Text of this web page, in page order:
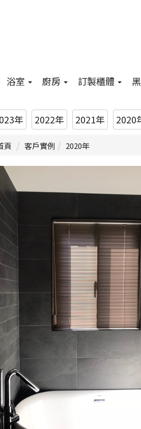
浴室 廚房 訂製櫃體
年 2022年 2021年 2020
頁 客戶實例 2020年